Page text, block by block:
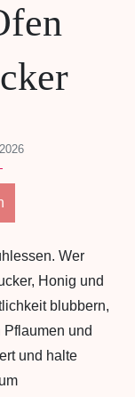
Wer
Honig und
blubbern,
und
und halte